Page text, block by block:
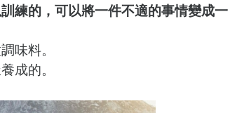
練的，可以將一件不適的事情變成一
味料。
成的。